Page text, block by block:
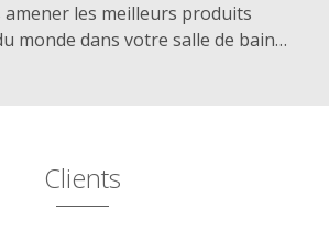
les meilleurs produits
monde dans votre salle de bain…
Clients